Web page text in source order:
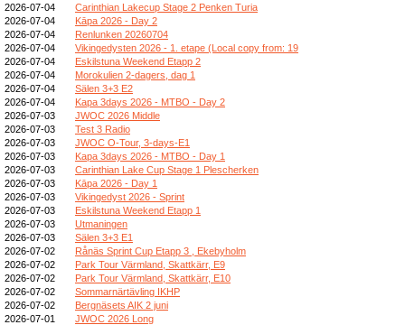
2026-07-04
Carinthian Lakecup Stage 2 Penken Turia
2026-07-04
Kāpa 2026 - Day 2
2026-07-04
Renlunken 20260704
2026-07-04
Vikingedysten 2026 - 1. etape (Local copy from: 19
2026-07-04
Eskilstuna Weekend Etapp 2
2026-07-04
Morokulien 2-dagers, dag 1
2026-07-04
Sälen 3+3 E2
2026-07-04
Kapa 3days 2026 - MTBO - Day 2
2026-07-03
JWOC 2026 Middle
2026-07-03
Test 3 Radio
2026-07-03
JWOC O-Tour, 3-days-E1
2026-07-03
Kapa 3days 2026 - MTBO - Day 1
2026-07-03
Carinthian Lake Cup Stage 1 Plescherken
2026-07-03
Kāpa 2026 - Day 1
2026-07-03
Vikingedyst 2026 - Sprint
2026-07-03
Eskilstuna Weekend Etapp 1
2026-07-03
Utmaningen
2026-07-03
Sälen 3+3 E1
2026-07-02
Rånäs Sprint Cup Etapp 3 , Ekebyholm
2026-07-02
Park Tour Värmland, Skattkärr, E9
2026-07-02
Park Tour Värmland, Skattkärr, E10
2026-07-02
Sommarnärtävling IKHP
2026-07-02
Bergnäsets AIK 2 juni
2026-07-01
JWOC 2026 Long